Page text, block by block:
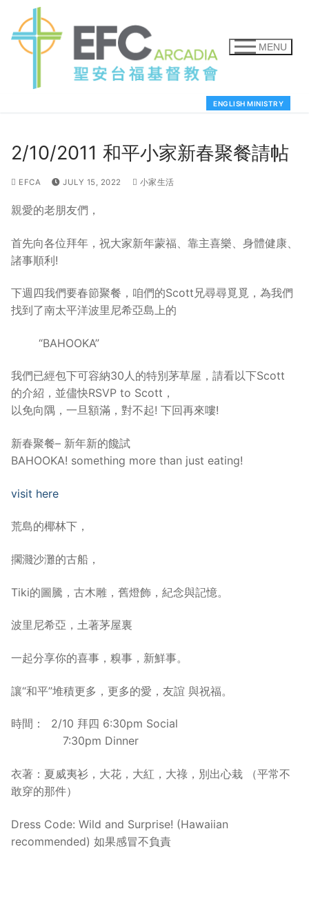
MENU
ENGLISH MINISTRY
2/10/2011 和平小家新春聚餐請帖
EFCA JULY 15, 2022 小家生活
親愛的老朋友們，
首先向各位拜年，祝大家新年蒙福、靠主喜樂、身體健康、
諸事順利!
下週四我們要春節聚餐，咱們的Scott兄尋尋覓覓，為我們
找到了南太平洋波里尼希亞島上的
“BAHOOKA”
我們已經包下可容納30人的特別茅草屋，請看以下Scott
的介紹，並儘快RSVP to Scott，
以免向隅，一旦額滿，對不起! 下回再來嘍!
新春聚餐– 新年新的饞試
BAHOOKA! something more than just eating!
visit here
荒島的椰林下，
擱濺沙灘的古船，
Tiki的圖騰，古木雕，舊燈飾，紀念與記憶。
波里尼希亞，土著茅屋裏
一起分享你的喜事，糗事，新鮮事。
讓“和平”堆積更多，更多的愛，友誼 與祝福。
時間： 2/10 拜四 6:30pm Social
7:30pm Dinner
衣著：夏威夷衫，大花，大紅，大祿，別出心栽 （平常不
敢穿的那件）
Dress Code: Wild and Surprise! (Hawaiian
recommended) 如果感冒不負責